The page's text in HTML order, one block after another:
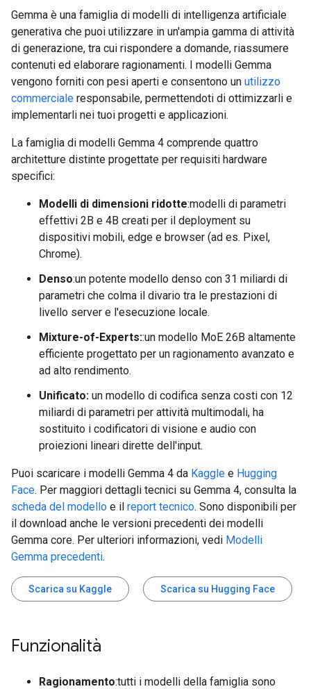
Gemma è una famiglia di modelli di intelligenza artificiale
generativa che puoi utilizzare in un'ampia gamma di attività
di generazione, tra cui rispondere a domande, riassumere
contenuti ed elaborare ragionamenti. I modelli Gemma
vengono forniti con pesi aperti e consentono un utilizzo
commerciale responsabile, permettendoti di ottimizzarli e
implementarli nei tuoi progetti e applicazioni.
La famiglia di modelli Gemma 4 comprende quattro
architetture distinte progettate per requisiti hardware
specifici:
Modelli di dimensioni ridotte:modelli di parametri
effettivi 2B e 4B creati per il deployment su
dispositivi mobili, edge e browser (ad es. Pixel,
Chrome).
Denso:un potente modello denso con 31 miliardi di
parametri che colma il divario tra le prestazioni di
livello server e l'esecuzione locale.
Mixture-of-Experts::un modello MoE 26B altamente
efficiente progettato per un ragionamento avanzato e
ad alto rendimento.
Unificato: un modello di codifica senza costi con 12
miliardi di parametri per attività multimodali, ha
sostituito i codificatori di visione e audio con
proiezioni lineari dirette dell'input.
Puoi scaricare i modelli Gemma 4 da Kaggle e Hugging
Face. Per maggiori dettagli tecnici su Gemma 4, consulta la
scheda del modello e il report tecnico. Sono disponibili per
il download anche le versioni precedenti dei modelli
Gemma core. Per ulteriori informazioni, vedi Modelli
Gemma precedenti.
Scarica su Kaggle Scarica su Hugging Face
Funzionalità
Ragionamento:tutti i modelli della famiglia sono